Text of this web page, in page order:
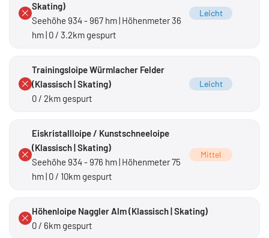
Skating)
Seehöhe 934 - 967 hm | Höhenmeter 36
hm | 0 / 3.2km gespurt
Leicht
Trainingsloipe Würmlacher Felder
(Klassisch | Skating)
0 / 2km gespurt
Leicht
Eiskristallloipe / Kunstschneeloipe
(Klassisch | Skating)
Seehöhe 934 - 976 hm | Höhenmeter 75
hm | 0 / 10km gespurt
Mittel
Höhenloipe Naggler Alm (Klassisch | Skating)
0 / 6km gespurt